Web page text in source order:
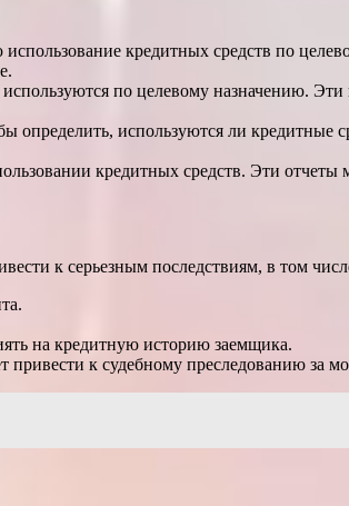
кредитных средств по
по целевому назначению.
определить, используются ли кредитные
кредитных средств. Эти отчеты
к серьезным последствиям, в том
на кредитную историю заемщика.
привести к судебному преследованию за